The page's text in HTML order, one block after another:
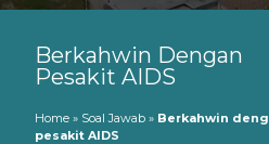
Berkahwin Dengan
Pesakit AIDS
Home » Soal Jawab » Berkahwin
pesakit AIDS